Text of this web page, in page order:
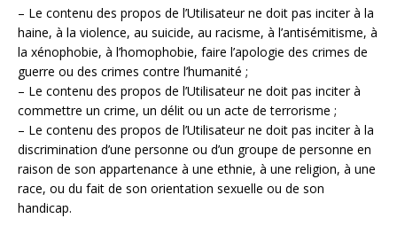
– Le contenu des propos de l’Utilisateur ne doit pas inciter à la
haine, à la violence, au suicide, au racisme, à l’antisémitisme, à
la xénophobie, à l’homophobie, faire l’apologie des crimes de
guerre ou des crimes contre l’humanité ;
– Le contenu des propos de l’Utilisateur ne doit pas inciter à
commettre un crime, un délit ou un acte de terrorisme ;
– Le contenu des propos de l’Utilisateur ne doit pas inciter à la
discrimination d’une personne ou d’un groupe de personne en
raison de son appartenance à une ethnie, à une religion, à une
race, ou du fait de son orientation sexuelle ou de son
handicap.